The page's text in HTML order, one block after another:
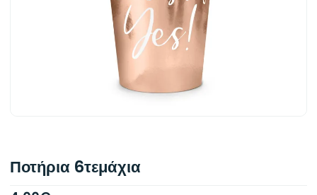
Ποτήρια 6τεμάχια